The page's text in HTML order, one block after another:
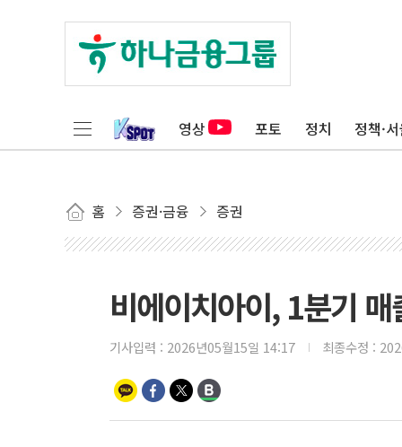
영상 포토 정치 정책·
홈 증권·금융 증권
비에이치아이, 1분기
기사입력 : 2026년05월15일 14:17 최종수정 :